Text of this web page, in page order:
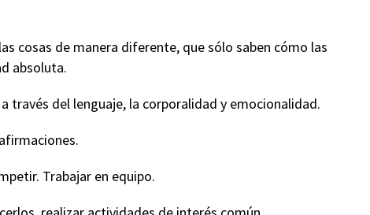
cosas de manera diferente, que sólo saben cómo las
absoluta.
través del lenguaje, la corporalidad y emocionalidad.
Trabajar en equipo.